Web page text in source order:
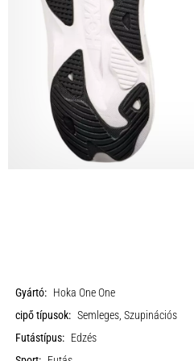
Gyártó: Hoka One One
cipő típusok: Semleges, Szupinációs
Futástípus: Edzés